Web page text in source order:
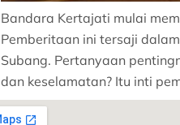
Bandara Kertajati mulai
Pemberitaan ini tersaji
Subang. Pertanyaan
dan keselamatan? Itu inti